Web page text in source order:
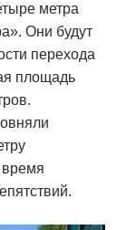
метра
Они будут
перехода
площадь